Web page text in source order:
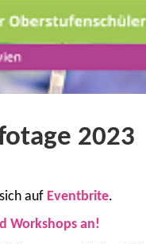
2023
auf Eventbrite.
Workshops an!